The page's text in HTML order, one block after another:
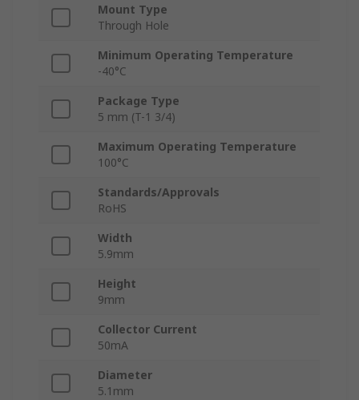
Mount Type
Through Hole
Minimum Operating Temperature
-40°C
Package Type
5 mm (T-1 3/4)
Maximum Operating Temperature
100°C
Standards/Approvals
RoHS
Width
5.9mm
Height
9mm
Collector Current
50mA
Diameter
5.1mm